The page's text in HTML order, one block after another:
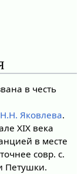
в честь
Яковлева.
XIX века
в месте
совр. с.
Петушки.